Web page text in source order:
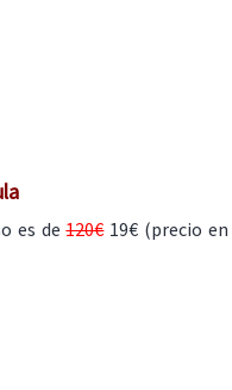
es de120€19€ (precio